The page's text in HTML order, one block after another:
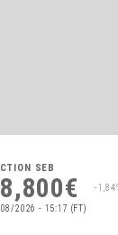
SEB
2026 - 15:17 (FT)
-